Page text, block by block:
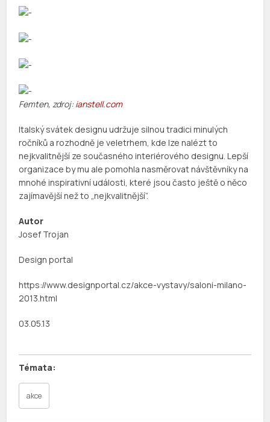
Femten, zdroj:ianstell.com
Italský svátek designu udržuje silnou tradici minulých
ročníků a rozhodně je veletrhem, kde lze nalézt to
nejkvalitnější ze současného interiérového designu. Lepší
organizace by mu ale pomohla nasměrovat návštěvníky na
mnohé inspirativní události, které jsou často ještě o něco
zajímavější než to „nejkvalitnější”.
Autor
Josef Trojan
Design portal
https://www.designportal.cz/akce-vystavy/saloni-milano-
2013.html
03.05.13
akce